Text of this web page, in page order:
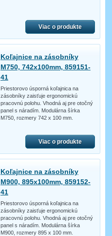
Viac o produkte
Koľajnice na zásobníky
M750, 742x100mm, 859151-
41
Priestorovo úsporná koľajnica na
zásobníky zaisťuje ergonomickú
pracovnú polohu. Vhodná aj pre otočný
panel s náradím. Modulárna šírka
M750, rozmery 742 x 100 mm.
Viac o produkte
Koľajnice na zásobníky
M900, 895x100mm, 859152-
41
Priestorovo úsporná koľajnica na
zásobníky zaisťuje ergonomickú
pracovnú polohu. Vhodná aj pre otočný
panel s náradím. Modulárna šírka
M900, rozmery 895 x 100 mm.